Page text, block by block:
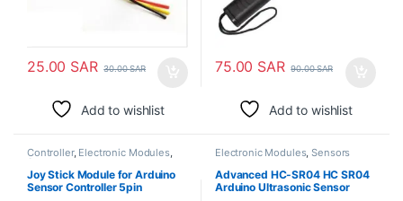
25.00 SAR 30.00SAR
Add to wishlist
75.00 SAR 90.00SAR
Add to wishlist
Controller, Electronic Modules,
Sensors
Joy Stick Module for Arduino
Sensor Controller 5pin
Electronic Modules,Sensors
Advanced HC-SR04 HC SR04
Arduino Ultrasonic Sensor